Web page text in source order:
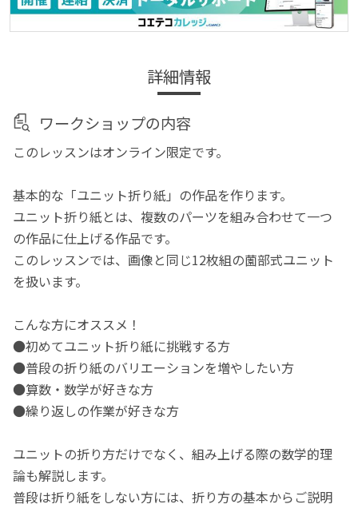
詳細情報
ワークショップの内容
このレッスンはオンライン限定です。
基本的な「ユニット折り紙」の作品を作ります。
ユニット折り紙とは、複数のパーツを組み合わせて一つ
の作品に仕上げる作品です。
このレッスンでは、画像と同じ12枚組の薗部式ユニット
を扱います。
こんな方にオススメ！
●初めてユニット折り紙に挑戦する方
●普段の折り紙のバリエーションを増やしたい方
●算数・数学が好きな方
●繰り返しの作業が好きな方
ユニットの折り方だけでなく、組み上げる際の数学的理
論も解説します。
普段は折り紙をしない方には、折り方の基本からご説明